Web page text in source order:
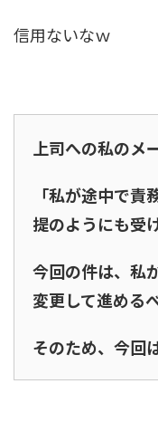
信用ないなｗ
上司への私のメ
「私が途中で
提のようにも受
今回の件は、私
変更して進める
そのため、今回